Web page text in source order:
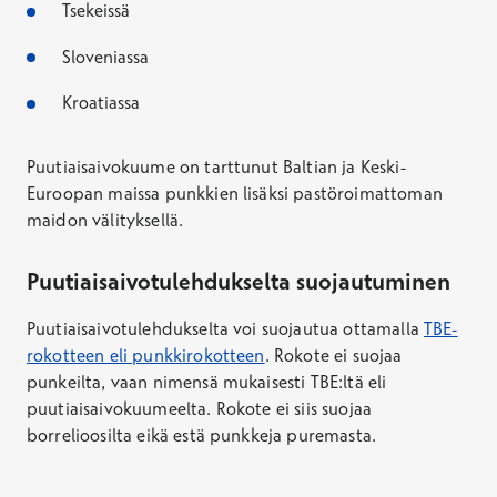
Tsekeissä
Sloveniassa
Kroatiassa
Puutiaisaivokuume on tarttunut Baltian ja Keski-
Euroopan maissa punkkien lisäksi pastöroimattoman
maidon välityksellä.
Puutiaisaivotulehdukselta suojautuminen
Puutiaisaivotulehdukselta voi suojautua ottamallaTBE-
rokotteen eli punkkirokotteen. Rokote ei suojaa
punkeilta, vaan nimensä mukaisesti TBE:ltä eli
puutiaisaivokuumeelta. Rokote ei siis suojaa
borrelioosilta eikä estä punkkeja puremasta.